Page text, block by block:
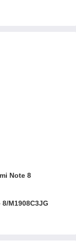
Note 8
M1908C3JG